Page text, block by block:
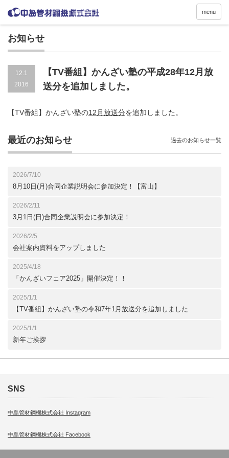
menu
お知らせ
12.1
2016
【TV番組】かんざい塾の平成28年12月放
送分を追加しました。
【TV番組】かんざい塾の12月放送分を追加しました。
最近のお知らせ
2026/7/10
8月10日(月)合同企業説明会に参加決定！【富山】
2026/2/11
3月1日(日)合同企業説明会に参加決定！
2026/2/5
会社案内資料をアップしました
2025/4/18
「かんざいフェア2025」開催決定！！
2025/1/1
【TV番組】かんざい塾の令和7年1月放送分を追加しました
2025/1/1
新年ご挨拶
過去のお知らせ一覧
SNS
中島管材鋼機株式会社 Instagram
中島管材鋼機株式会社 Facebook